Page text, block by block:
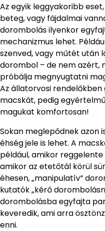
Az egyik leggyakoribb
beteg, vagy fájdalmai
dorombolás ilyenkor
mechanizmus lehet.
szenved, vagy műtét után
dorombol – de nem azért,
próbálja megnyugtatni
Az állatorvosi
macskát, pedig
magukat komfortosan!
Sokan meglepődnek azon
éhség jele is lehet. A
például, amikor
amikor az etetőtál körül
éhesen, „manipulatív”
kutatók „kérő
dorombolásba egyfajta
keveredik, ami arra
enni.